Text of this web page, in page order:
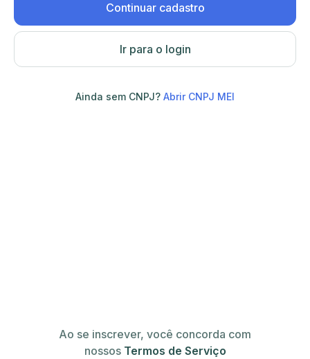
Continuar cadastro
Ir para o login
Ainda sem CNPJ? Abrir CNPJ MEI
Ao se inscrever, você concorda com
nossos Termos de Serviço